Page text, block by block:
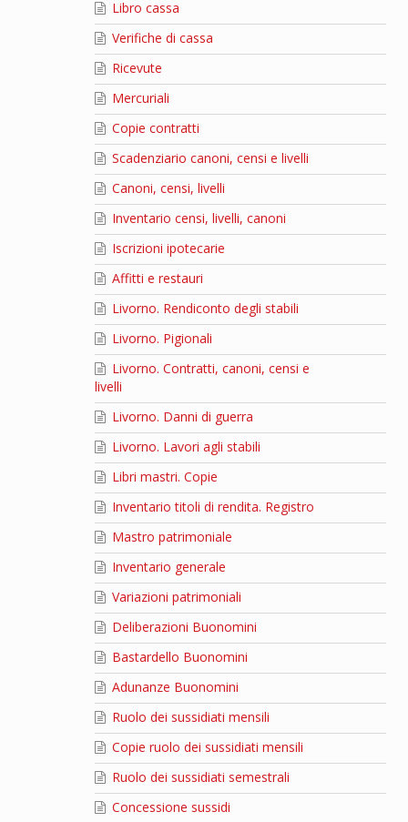
Libro cassa
Verifiche di cassa
Ricevute
Mercuriali
Copie contratti
Scadenziario canoni, censi e livelli
Canoni, censi, livelli
Inventario censi, livelli, canoni
Iscrizioni ipotecarie
Affitti e restauri
Livorno. Rendiconto degli stabili
Livorno. Pigionali
Livorno. Contratti, canoni, censi e
livelli
Livorno. Danni di guerra
Livorno. Lavori agli stabili
Libri mastri. Copie
Inventario titoli di rendita. Registro
Mastro patrimoniale
Inventario generale
Variazioni patrimoniali
Deliberazioni Buonomini
Bastardello Buonomini
Adunanze Buonomini
Ruolo dei sussidiati mensili
Copie ruolo dei sussidiati mensili
Ruolo dei sussidiati semestrali
Concessione sussidi